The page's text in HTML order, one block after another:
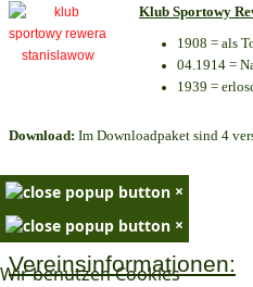
Wir benutzen Cookies
Klub Sportowy
1908 = als
04.1914 =
1939 =
Download: Im Downloadpaket sind 4
×
×
Vereinsinformationen: